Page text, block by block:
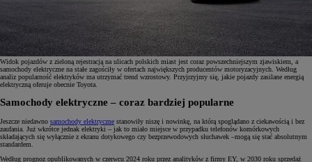
Widok pojazdów z zieloną rejestracją na ulicach polskich miast jest coraz powszechniejszym zjawiskiem, a
samochody elektryczne na stałe zagościły w ofertach największych producentów motoryzacyjnych. Według
analiz popularność elektryków ma utrzymać trend wzrostowy. Przyjrzyjmy się, jakie pojazdy zasilane energią
elektryczną oferuje obecnie Toyota.
Samochody elektryczne – coraz bardziej popularne
Jeszcze niedawno samochody elektryczne stanowiły niszę i nowinkę, na którą spoglądano z ciekawością i bez
zaufania. Już wkrótce jednak elektryki – jak to miało miejsce w przypadku telefonów komórkowych
składających się wyłącznie z ekranu dotykowego czy bezprzewodowych słuchawek –mogą się stać absolutnym
standardem.
Według prognoz opublikowanych w czerwcu 2024 roku przez analityków z firmy EY, w 2030 roku sprzedaż